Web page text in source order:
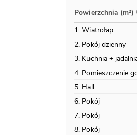
Powierzchnia (m²)
1. Wiatrołap
2. Pokój dzienny
3. Kuchnia +
4. Pomieszczenie
5. Hall
6. Pokój
7. Pokój
8. Pokój